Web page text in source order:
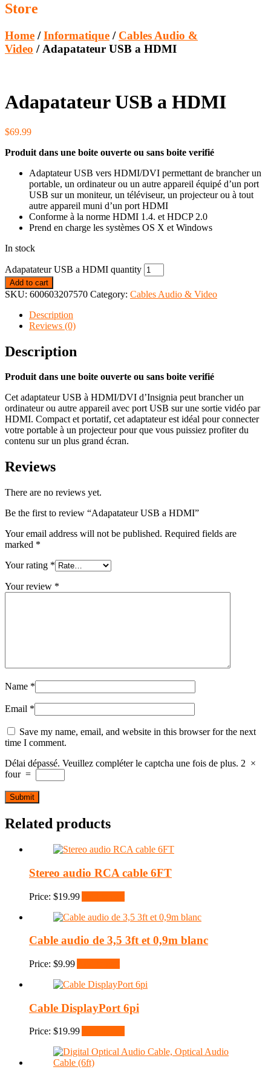
Store
Home /Informatique / Cables Audio &
Video / Adapatateur USB a HDMI
Adapatateur USB a HDMI
$69.99
Produit dans une boite ouverte ou sans boite verifié
Adaptateur USB vers HDMI/DVI permettant de brancher un
portable, un ordinateur ou un autre appareil équipé d’un port
USB sur un moniteur, un téléviseur, un projecteur ou à tout
autre appareil muni d’un port HDMI
Conforme à la norme HDMI 1.4. et HDCP 2.0
Prend en charge les systèmes OS X et Windows
In stock
Adapatateur USB a HDMI quantity
Add to cart
SKU: 600603207570 Category: Cables Audio & Video
Description
Reviews (0)
Description
Produit dans une boite ouverte ou sans boite verifié
Cet adaptateur USB à HDMI/DVI d’Insignia peut brancher un
ordinateur ou autre appareil avec port USB sur une sortie vidéo par
HDMI. Compact et portatif, cet adaptateur est idéal pour connecter
votre portable à un projecteur pour que vous puissiez profiter du
contenu sur un plus grand écran.
Reviews
There are no reviews yet.
Be the first to review “Adapatateur USB a HDMI”
Your email address will not be published. Required fields are
marked *
Your rating *
Your review *
Name *
Email *
Save my name, email, and website in this browser for the next
time I comment.
Délai dépassé. Veuillez compléter le captcha une fois de plus. 2 ×
four =
Related products
Stereo audio RCA cable 6FT
Price: $19.99
Cable audio de 3,5 3ft et 0,9m blanc
Price: $9.99
Cable DisplayPort 6pi
Price: $19.99